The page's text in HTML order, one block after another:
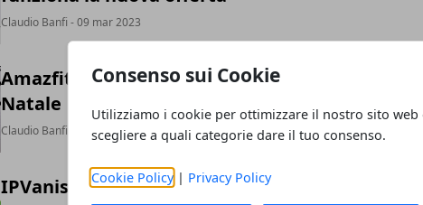
Consenso sui Cookie
Utilizziamo i cookie per ottimizzare il nostro sito
scegliere a quali categorie dare il tuo consenso.
Cookie Policy| Privacy Policy
Claudio Banfi - 09 mar 2023
Amazfit annuncia sconti imperdibili in
Natale
Claudio Banfi - 10 dic 2021
IPVanish: sconti primaverili fino al 65%